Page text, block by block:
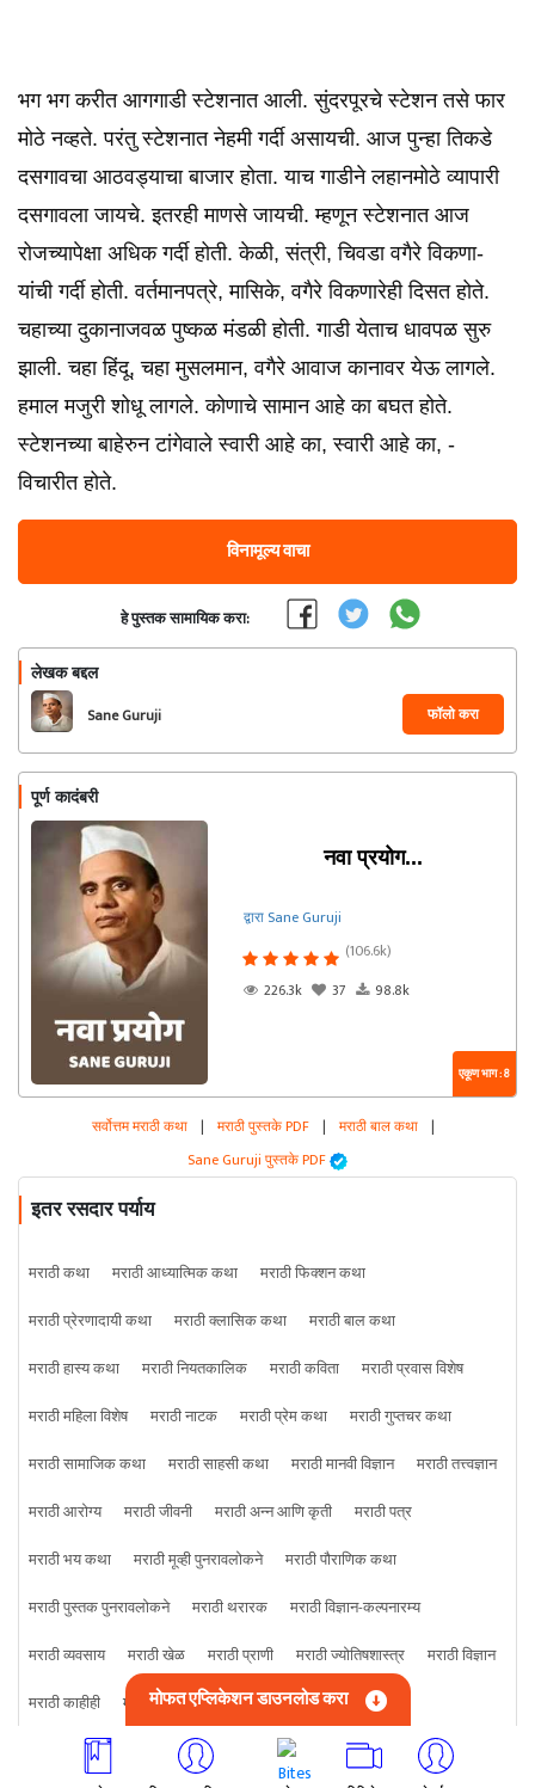
भग भग करीत आगगाडी स्टेशनात आली. सुंदरपूरचे स्टेशन तसे फार
मोठे नव्हते. परंतु स्टेशनात नेहमी गर्दी असायची. आज पुन्हा तिकडे
दसगावचा आठवड्याचा बाजार होता. याच गाडीने लहानमोठे व्यापारी
दसगावला जायचे. इतरही माणसे जायची. म्हणून स्टेशनात आज
रोजच्यापेक्षा अधिक गर्दी होती. केळी, संत्री, चिवडा वगैरे विकणा-
यांची गर्दी होती. वर्तमानपत्रे, मासिके, वगैरे विकणारेही दिसत होते.
चहाच्या दुकानाजवळ पुष्कळ मंडळी होती. गाडी येताच धावपळ सुरु
झाली. चहा हिंदू, चहा मुसलमान, वगैरे आवाज कानावर येऊ लागले.
हमाल मजुरी शोधू लागले. कोणाचे सामान आहे का बघत होते.
स्टेशनच्या बाहेरुन टांगेवाले स्वारी आहे का, स्वारी आहे का, -
विचारीत होते.
विनामूल्य वाचा
हे पुस्तक सामायिक करा:
लेखक बद्दल
Sane Guruji फॉलो करा
पूर्ण कादंबरी
नवा प्रयोग...
द्वारा Sane Guruji
(106.6k)
226.3k
37 98.8k
एकूण भाग : 8
सर्वोत्तम मराठी कथा | मराठी पुस्तके PDF | मराठी बाल कथा |
Sane Guruji पुस्तके PDF
इतर रसदार पर्याय
मराठी कथा मराठी आध्यात्मिक कथा
मराठी फिक्शन कथा
मराठी प्रेरणादायी कथा
मराठी क्लासिक कथा
मराठी बाल कथा
मराठी हास्य कथा
मराठी नियतकालिक मराठी कविता
मराठी प्रवास विशेष
मराठी महिला विशेष
मराठी नाटक मराठी प्रेम कथा
मराठी गुप्तचर कथा
मराठी सामाजिक कथा
मराठी साहसी कथा मराठी मानवी विज्ञान
मराठी तत्त्वज्ञान
मराठी आरोग्य
मराठी जीवनी मराठी अन्न आणि कृती
मराठी पत्र
मराठी भय कथा
मराठी मूव्ही पुनरावलोकने
मराठी पौराणिक कथा
मराठी पुस्तक पुनरावलोकने
मराठी थरारक
मराठी विज्ञान-कल्पनारम्य
मराठी व्यवसाय
मराठी खेळ मराठी प्राणी मराठी ज्योतिषशास्त्र
मराठी विज्ञान
मराठी काहीही
मराठी क्राइम कथा
मोफत एप्लिकेशन डाउनलोड करा